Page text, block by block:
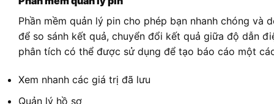
Phần mềm quản lý pin cho phép bạn nhanh chóng
để so sánh kết quả, chuyển đổi kết quả giữa độ dẫn
phân tích có thể được sử dụng để tạo báo cáo một
Xem nhanh các giá trị đã lưu
Quản lý hồ sơ